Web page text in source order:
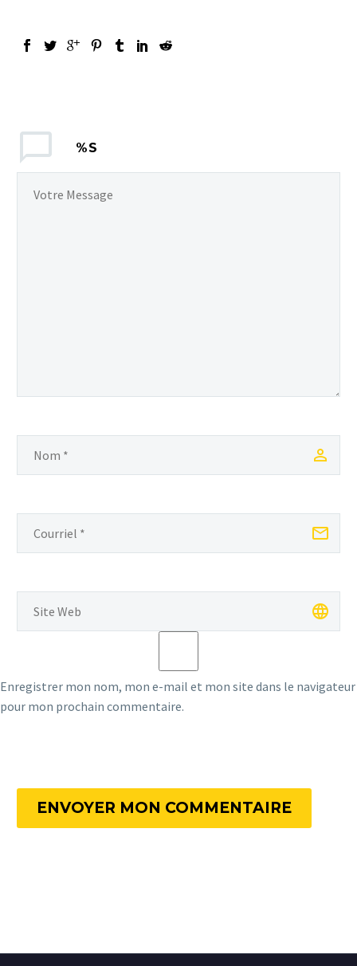
%S
Enregistrer mon nom, mon e-mail et mon site dans le navigateur
pour mon prochain commentaire.
ENVOYER MON COMMENTAIRE